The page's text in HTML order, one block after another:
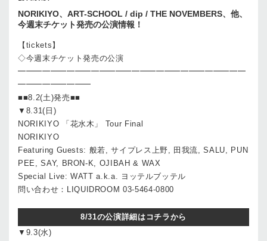
NORIKIYO、ART-SCHOOL / dip / THE NOVEMBERS、他、
今週末チケット発売の公演情報！
【tickets】
◇今週末チケット発売の公演
━━━━━━━━━━━━━━━━━━━━━━━━━━━━
━━━━━━━━━
■■8.2(土)発売■■
▼8.31(日)
NORIKIYO 「花水木」 Tour Final
NORIKIYO
Featuring Guests: 般若, サイプレス上野, 田我流, SALU, PUN
PEE, SAY, BRON-K, OJIBAH & WAX
Special Live: WATT a.k.a. ヨッテルブッテル
問い合わせ：LIQUIDROOM 03-5464-0800
8/31の公演詳細はコチラから
▼9.3(水)